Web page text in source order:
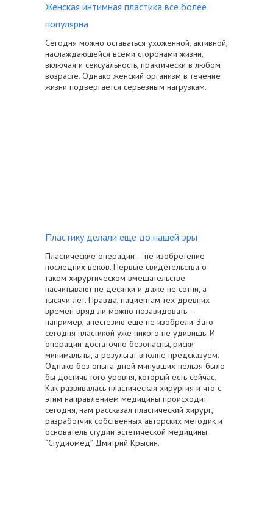
Женская интимная пластика все более
популярна
Сегодня можно оставаться ухоженной, активной,
наслаждающейся всеми сторонами жизни,
включая и сексуальность, практически в любом
возрасте. Однако женский организм в течение
жизни подвергается серьезным нагрузкам.
Пластику делали еще до нашей эры
Пластические операции – не изобретение
последних веков. Первые свидетельства о
таком хирургическом вмешательстве
насчитывают не десятки и даже не сотни, а
тысячи лет. Правда, пациентам тех древних
времен вряд ли можно позавидовать –
например, анестезию еще не изобрели. Зато
сегодня пластикой уже никого не удивишь. И
операции достаточно безопасны, риски
минимальны, а результат вполне предсказуем.
Однако без опыта дней минувших нельзя было
бы достичь того уровня, который есть сейчас.
Как развивалась пластическая хирургия и что с
этим направлением медицины происходит
сегодня, нам рассказал пластический хирург,
разработчик собственных авторских методик и
основатель студии эстетической медицины
“Студиомед” Дмитрий Крысин.